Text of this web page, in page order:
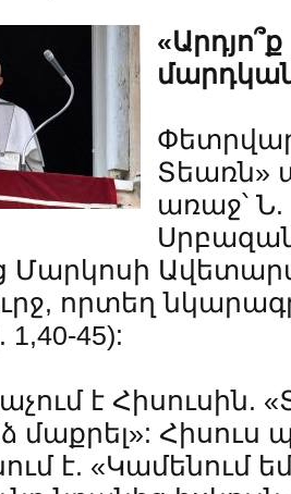
Տեառն»
առաջ՝
Մարկոսի
որտեղ
45):
է Հիսուսին.
մաքրել»:
է. «Կամենում